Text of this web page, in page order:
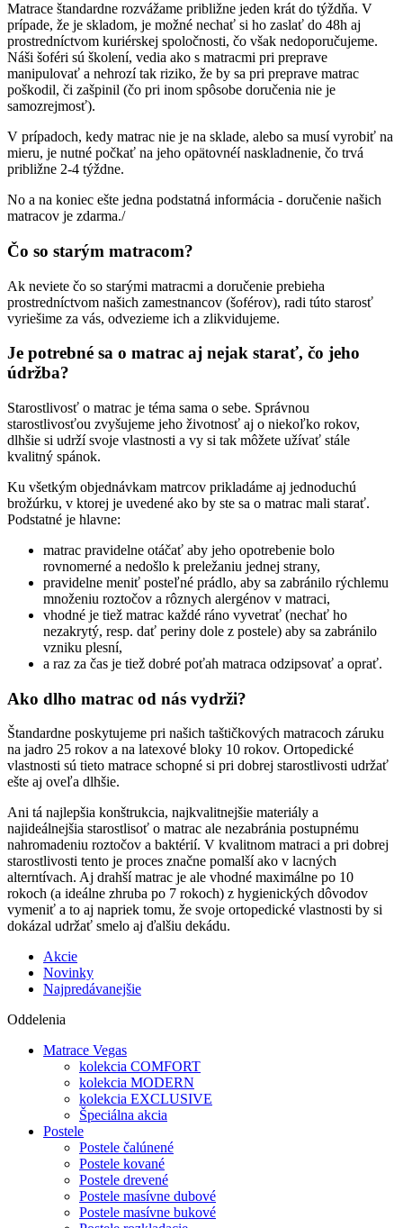
Matrace štandardne rozvážame približne jeden krát do týždňa. V
prípade, že je skladom, je možné nechať si ho zaslať do 48h aj
prostredníctvom kuriérskej spoločnosti, čo však nedoporučujeme.
Náši šoféri sú školení, vedia ako s matracmi pri preprave
manipulovať a nehrozí tak riziko, že by sa pri preprave matrac
poškodil, či zašpinil (čo pri inom spôsobe doručenia nie je
samozrejmosť).
V prípadoch, kedy matrac nie je na sklade, alebo sa musí vyrobiť na
mieru, je nutné počkať na jeho opätovnéí naskladnenie, čo trvá
približne 2-4 týždne.
No a na koniec ešte jedna podstatná informácia - doručenie našich
matracov je zdarma./
Čo so starým matracom?
Ak neviete čo so starými matracmi a doručenie prebieha
prostredníctvom našich zamestnancov (šoférov), radi túto starosť
vyriešime za vás, odvezieme ich a zlikvidujeme.
Je potrebné sa o matrac aj nejak starať, čo jeho
údržba?
Starostlivosť o matrac je téma sama o sebe. Správnou
starostlivosťou zvyšujeme jeho životnosť aj o niekoľko rokov,
dlhšie si udrží svoje vlastnosti a vy si tak môžete užívať stále
kvalitný spánok.
Ku všetkým objednávkam matrcov prikladáme aj jednoduchú
brožúrku, v ktorej je uvedené ako by ste sa o matrac mali starať.
Podstatné je hlavne:
matrac pravidelne otáčať aby jeho opotrebenie bolo
rovnomerné a nedošlo k preležaniu jednej strany,
pravidelne meniť posteľné prádlo, aby sa zabránilo rýchlemu
množeniu roztočov a rôznych alergénov v matraci,
vhodné je tiež matrac každé ráno vyvetrať (nechať ho
nezakrytý, resp. dať periny dole z postele) aby sa zabránilo
vzniku plesní,
a raz za čas je tiež dobré poťah matraca odzipsovať a oprať.
Ako dlho matrac od nás vydrži?
Štandardne poskytujeme pri našich taštičkových matracoch záruku
na jadro 25 rokov a na latexové bloky 10 rokov. Ortopedické
vlastnosti sú tieto matrace schopné si pri dobrej starostlivosti udržať
ešte aj oveľa dlhšie.
Ani tá najlepšia konštrukcia, najkvalitnejšie materiály a
najideálnejšia starostlisoť o matrac ale nezabránia postupnému
nahromadeniu roztočov a baktérií. V kvalitnom matraci a pri dobrej
starostlivosti tento je proces značne pomalší ako v lacných
alterntívach. Aj drahší matrac je ale vhodné maximálne po 10
rokoch (a ideálne zhruba po 7 rokoch) z hygienických dôvodov
vymeniť a to aj napriek tomu, že svoje ortopedické vlastnosti by si
dokázal udržať smelo aj ďalšiu dekádu.
Akcie
Novinky
Najpredávanejšie
Oddelenia
Matrace Vegas
kolekcia COMFORT
kolekcia MODERN
kolekcia EXCLUSIVE
Špeciálna akcia
Postele
Postele čalúnené
Postele kované
Postele drevené
Postele masívne dubové
Postele masívne bukové